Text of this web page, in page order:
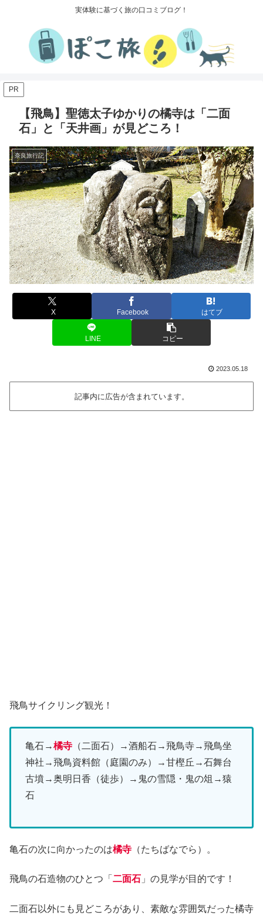
実体験に基づく旅の口コミブログ！
PR
【飛鳥】聖徳太子ゆかりの橘寺は「二面
石」と「天井画」が見どころ！
奈良旅行記
X Facebook はてブ
LINE コピー
2023.05.18
記事内に広告が含まれています。
飛鳥サイクリング観光！
亀石→橘寺 （二面石）→酒船石→飛鳥寺→飛鳥坐
神社→飛鳥資料館（庭園のみ）→甘樫丘→石舞台
古墳→奥明日香（徒歩）→鬼の雪隠・鬼の俎→猿
石
亀石の次に向かったのは橘寺 （たちばなでら）。
飛鳥の石造物のひとつ「 二面石 」の見学が目的です！
二面石以外にも見どころがあり、素敵な雰囲気だった橘寺